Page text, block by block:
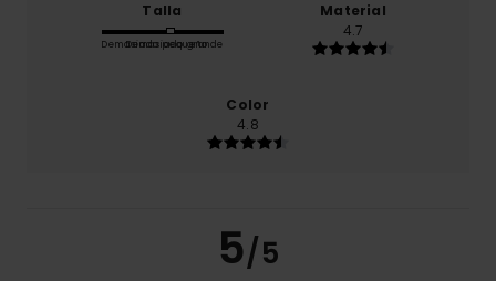
Talla
Demasiado pequeño
Demasiado grande
Material
4.7
Color
4.8
5/5